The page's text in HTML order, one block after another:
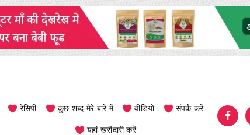
रेसिपी कुछ शब्द मेरे बारे में वीडियो संपर्क करें
यहां खरीदारी करें